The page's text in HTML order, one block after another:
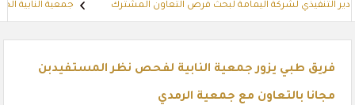
التنفيذي لشركة اليمامة لبحث فرص التعاون المشترك جمعية النابية
فريق طبي يزور جمعية النابية لفحص نظر المستفيدبن
مجانا بالتعاون مع جمعية الرمدي